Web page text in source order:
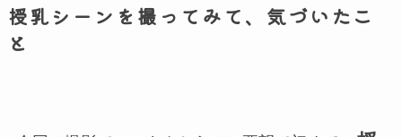
授乳シーンを撮ってみて、気づいたこ
と